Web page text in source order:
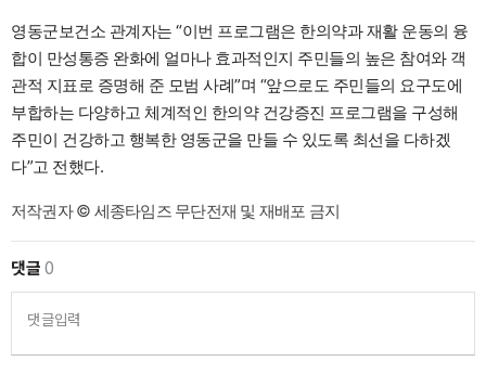
영동군보건소 관계자는 “이번 프로그램은 한의약과 재활 운동의 융
합이 만성통증 완화에 얼마나 효과적인지 주민들의 높은 참여와 객
관적 지표로 증명해 준 모범 사례”며 “앞으로도 주민들의 요구도에
부합하는 다양하고 체계적인 한의약 건강증진 프로그램을 구성해
주민이 건강하고 행복한 영동군을 만들 수 있도록 최선을 다하겠
다”고 전했다.
저작권자 © 세종타임즈 무단전재 및 재배포 금지
댓글0
댓글입력